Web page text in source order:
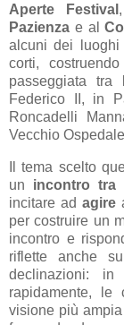
Aperte Festival
Pazienza e al
alcuni dei
corti,
passeggiata
Federico II, in
Roncadelli
Vecchio
Il tema scelto
un incontro tra
incitare ad agire
per costruire un
incontro e
riflette anche
declinazioni:
rapidamente,
visione più